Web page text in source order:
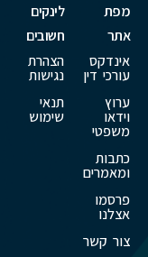
מפת
אתר
אינדקס
עורכי דין
ערוץ
וידאו
משפטי
כתבות
ומאמרים
פרסמו
אצלנו
צור קשר
לינקים
חשובים
הצהרת
נגישות
תנאי
שימוש